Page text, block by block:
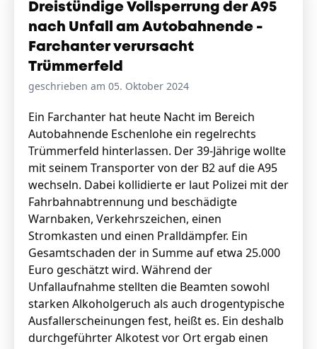
Dreistündige Vollsperrung der A95
nach Unfall am Autobahnende -
Farchanter verursacht
Trümmerfeld
geschrieben am 05. Oktober 2024
Ein Farchanter hat heute Nacht im Bereich
Autobahnende Eschenlohe ein regelrechts
Trümmerfeld hinterlassen. Der 39-Jährige wollte
mit seinem Transporter von der B2 auf die A95
wechseln. Dabei kollidierte er laut Polizei mit der
Fahrbahnabtrennung und beschädigte
Warnbaken, Verkehrszeichen, einen
Stromkasten und einen Pralldämpfer. Ein
Gesamtschaden der in Summe auf etwa 25.000
Euro geschätzt wird. Während der
Unfallaufnahme stellten die Beamten sowohl
starken Alkoholgeruch als auch drogentypische
Ausfallerscheinungen fest, heißt es. Ein deshalb
durchgeführter Alkotest vor Ort ergab einen